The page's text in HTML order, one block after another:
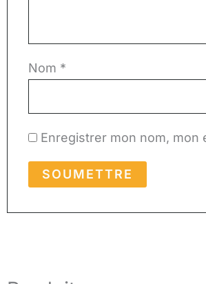
Nom *
Enregistrer mon nom, mon